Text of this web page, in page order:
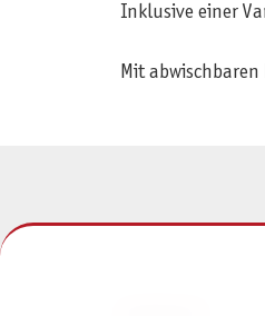
Inklusive einer
Mit